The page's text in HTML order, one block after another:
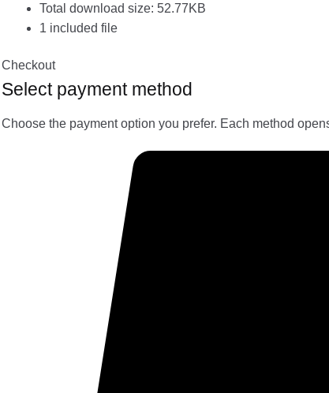
Total download size: 52.77KB
1 included file
Checkout
Select payment method
Choose the payment option you prefer. Each method